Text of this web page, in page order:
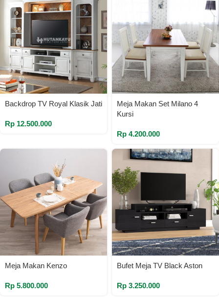
Backdrop TV Royal Klasik Jati
Rp 12.500.000
Meja Makan Set Milano 4
Kursi
Rp 4.200.000
Meja Makan Kenzo
Rp 5.800.000
Bufet Meja TV Black Aston
Rp 3.250.000